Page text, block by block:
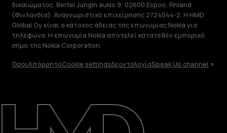
Επισκευή, επαναχρησιμοποίηση,
ανακύκλωση
δικαιώματος. Bertel Jungin aukio 9, 02600 Espoo, Finland
(Φινλανδία). Αναγνωριστικό επιχείρησης 2724044-2. Η HMD
Global Oy είναι ο κάτοχος άδειας της επωνυμίας Nokia για
τηλέφωνα. Η επωνυμία Nokia αποτελεί κατατεθέν εμπορικό
σήμα της Nokia Corporation.
ΌροιΑπόρρητοCookie settingsΔεοντολογίαSpeak Up channel